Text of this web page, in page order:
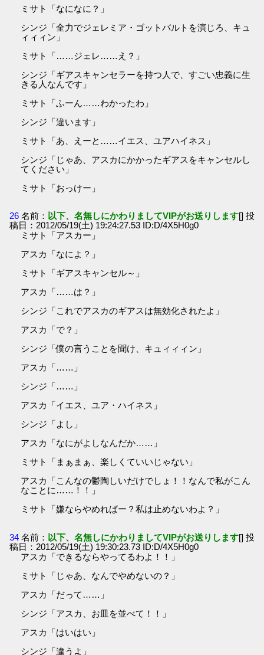
ミサト「なになに？」
シンジ「全力でジェレミア・ゴットバルトを演じろ、キュ
ィィィン」
ミサト「……ジェレ……え？」
シンジ「ギアスキャンセラーを持つ人で、すごい忠義に生
きる人なんです」
ミサト「ふーん……わかったわ」
シンジ「違います」
ミサト「あ、えーと……イエス、ユアハイネス」
シンジ「じゃあ、アスカにかかったギアスをキャンセルし
てください」
ミサト「おっけー」
26 名前： 以下、名無しにかわりましてVIPがお送りします[] 投
稿日：2012/05/19(土) 19:24:27.53 ID:D/4X5H0g0
ミサト「アスカー」
アスカ「なによ？」
ミサト「ギアスキャンセル～」
アスカ「……は？」
シンジ「これでアスカのギアスは無効化されたよ」
アスカ「で？」
シンジ「僕の言うことを聞け、キュィィィン」
アスカ「……」
シンジ「……」
アスカ「イエス、ユア・ハイネス」
シンジ「よし」
アスカ「なにがよしなんだか……」
ミサト「まぁまぁ、楽しくていいじゃない」
アスカ「こんなの鬱陶しいだけでしょ！！なんで私がこん
なことに……！！」
ミサト「嫌ならやめればー？私は止めないわよ？」
34 名前： 以下、名無しにかわりましてVIPがお送りします[] 投
稿日：2012/05/19(土) 19:30:23.73 ID:D/4X5H0g0
アスカ「できるならやってるわよ！！」
ミサト「じゃあ、なんでやめないの？」
アスカ「だって……」
シンジ「アスカ、お皿を並べて！！」
アスカ「はいはい」
シンジ「違うよ」